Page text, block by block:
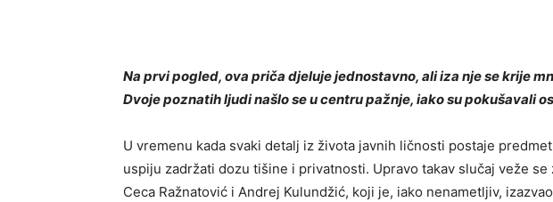
Na prvi pogled, ova priča djeluje jednostavno, ali iza nje se krije
Dvoje poznatih ljudi našlo se u centru pažnje, iako su pokušavali
U vremenu kada svaki detalj iz života javnih ličnosti postaje
uspiju zadržati dozu tišine i privatnosti. Upravo takav slučaj veže se
Ceca Ražnatović i Andrej Kulundžić, koji je, iako nenametljiv,